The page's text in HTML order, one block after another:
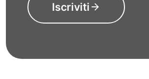
Iscriviti